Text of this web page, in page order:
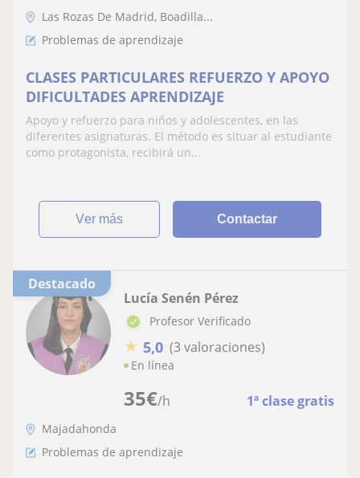
Las Rozas De Madrid, Boadilla...
Problemas de aprendizaje
CLASES PARTICULARES REFUERZO Y APOYO
DIFICULTADES APRENDIZAJE
Apoyo y refuerzo para niños y adolescentes, en las
diferentes asignaturas. El método es situar al estudiante
como protagonista, recibirá un...
ver más Contactar
Destacado
35€/h 1ª clase gratis
Lucía Senén Pérez
Profesor Verificado
★ 5,0 (3 valoraciones)
En línea
Majadahonda
Problemas de aprendizaje